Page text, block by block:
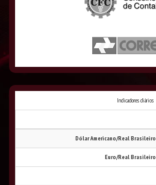
Indicadores diários
Dólar Americano/Real Brasileiro
Euro/Real Brasileiro